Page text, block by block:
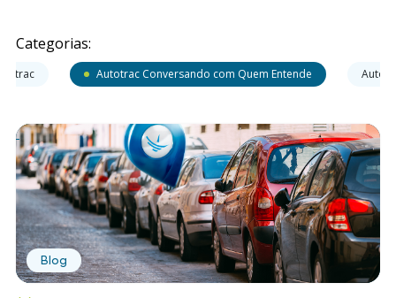
Categorias:
Autotrac Conversando com Quem Entende
Blog